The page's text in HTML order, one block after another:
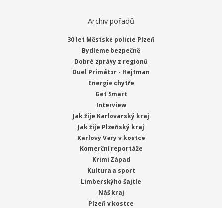
Archiv pořadů
30 let Městské policie Plzeň
Bydleme bezpečně
Dobré zprávy z regionů
Duel Primátor - Hejtman
Energie chytře
Get Smart
Interview
Jak žije Karlovarský kraj
Jak žije Plzeňský kraj
Karlovy Vary v kostce
Komerční reportáže
Krimi Západ
Kultura a sport
Limberskýho šajtle
Náš kraj
Plzeň v kostce